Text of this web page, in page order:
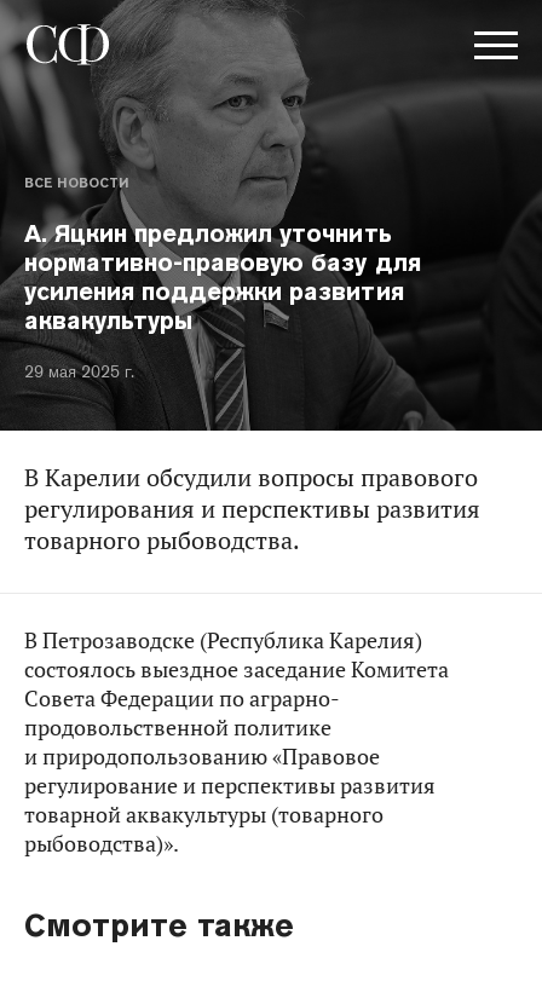
ВСЕ НОВОСТИ
А. Яцкин предложил уточнить
нормативно-правовую базу для
усиления поддержки развития
аквакультуры
29 мая 2025 г.
В Карелии обсудили вопросы правового
регулирования и перспективы развития
товарного рыбоводства.
В Петрозаводске (Республика Карелия)
состоялось выездное заседание Комитета
Совета Федерации по аграрно-
продовольственной политике
и природопользованию «Правовое
регулирование и перспективы развития
товарной аквакультуры (товарного
рыбоводства)».
Смотрите также